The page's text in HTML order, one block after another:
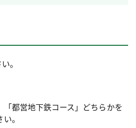
。
「都営地下鉄コース」どちらかを
。